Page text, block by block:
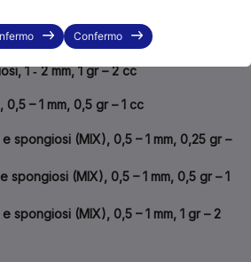
0,5 – 1 mm, 1 gr – 2 cc
1 – 2 mm, 0,5 gr – 1 cc
1 ‐ 2 mm, 1 gr – 2 cc
– 1 mm, 0,5 gr – 1 cc
spongiosi (MIX), 0,5 – 1 mm, 0,25 gr –
spongiosi (MIX), 0,5 – 1 mm, 0,5 gr – 1
spongiosi (MIX), 0,5 – 1 mm, 1 gr – 2
Confermo